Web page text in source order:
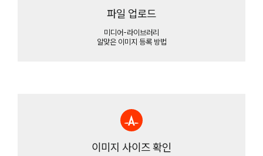
파일 업로드
미디어-라이브러리
알맞은 이미지 등록 방법
이미지 사이즈 확인